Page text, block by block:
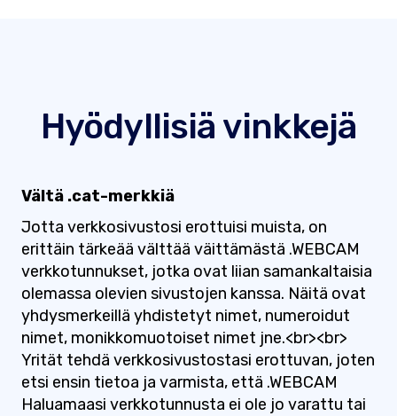
Hyödyllisiä vinkkejä
Vältä .cat-merkkiä
Jotta verkkosivustosi erottuisi muista, on
erittäin tärkeää välttää väittämästä .WEBCAM
verkkotunnukset, jotka ovat liian samankaltaisia ​​
olemassa olevien sivustojen kanssa. Näitä ovat
yhdysmerkeillä yhdistetyt nimet, numeroidut
nimet, monikkomuotoiset nimet jne.<br><br>
Yrität tehdä verkkosivustostasi erottuvan, joten
etsi ensin tietoa ja varmista, että .WEBCAM
Haluamaasi verkkotunnusta ei ole jo varattu tai